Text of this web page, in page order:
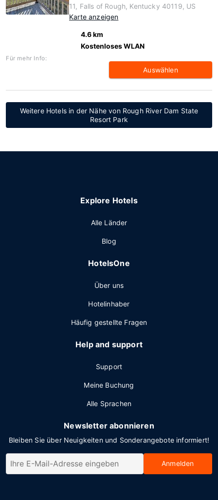
11, Falls of Rough, Kentucky 40119, US
Karte anzeigen
4.6 km
Kostenloses WLAN
Für mehr Info:
Auswählen
Weitere Hotels in der Nähe von Rough River Dam State
Resort Park
Explore Hotels
Alle Länder
Blog
HotelsOne
Über uns
Hotelinhaber
Häufig gestellte Fragen
Help and support
Support
Meine Buchung
Alle Sprachen
Newsletter abonnieren
Bleiben Sie über Neuigkeiten und Sonderangebote informiert!
Anmelden